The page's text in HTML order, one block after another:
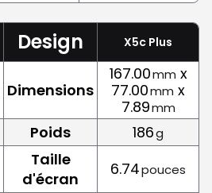
Design X5c Plus
Dimensions
167.00mm x
77.00mm x
7.89mm
Poids 186g
Taille
d'écran
6.74pouces